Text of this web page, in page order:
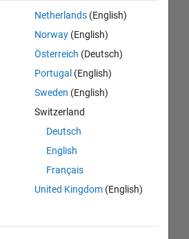
Netherlands(English)
Norway(English)
Österreich (Deutsch)
Portugal (English)
Sweden (English)
Switzerland
Deutsch
English
Français
United Kingdom(English)